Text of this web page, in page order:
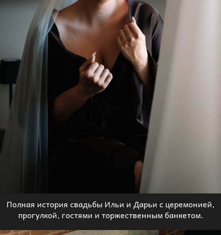
Полная история свадьбы Ильи и Дарьи с церемонией,
прогулкой, гостями и торжественным банкетом.